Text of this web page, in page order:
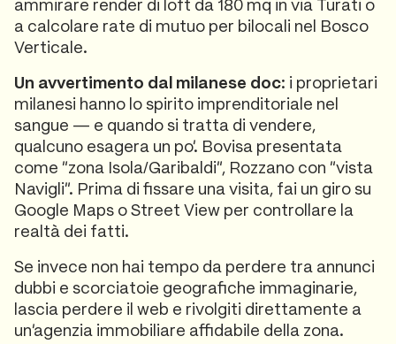
ammirare render di loft da 180 mq in via Turati o
a calcolare rate di mutuo per bilocali nel Bosco
Verticale.
Un avvertimento dal milanese doc: i proprietari
milanesi hanno lo spirito imprenditoriale nel
sangue — e quando si tratta di vendere,
qualcuno esagera un po'. Bovisa presentata
come "zona Isola/Garibaldi", Rozzano con "vista
Navigli". Prima di fissare una visita, fai un giro su
Google Maps o Street View per controllare la
realtà dei fatti.
Se invece non hai tempo da perdere tra annunci
dubbi e scorciatoie geografiche immaginarie,
lascia perdere il web e rivolgiti direttamente a
un'agenzia immobiliare affidabile della zona.